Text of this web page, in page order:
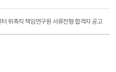
위촉직 책임연구원 서류전형 합격자 공고